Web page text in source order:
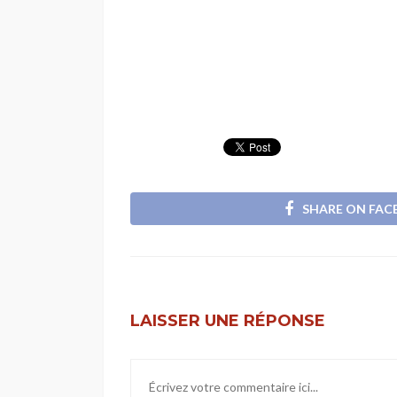
SHARE ON
LAISSER UNE RÉPONSE